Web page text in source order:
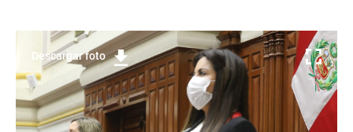
Descargar foto